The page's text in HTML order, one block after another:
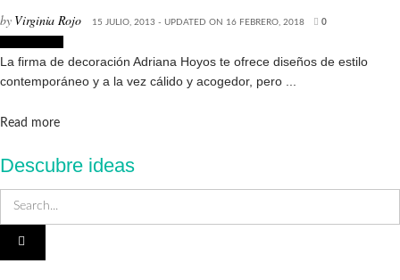
by Virginia Rojo 15 JULIO, 2013 - UPDATED ON 16 FEBRERO, 2018 0
La firma de decoración Adriana Hoyos te ofrece diseños de estilo
contemporáneo y a la vez cálido y acogedor, pero ...
Read moreDetails
Descubre ideas